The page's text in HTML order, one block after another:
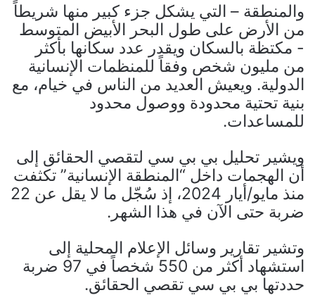
والمنطقة – التي يشكل جزء كبير منها شريطاً
من الأرض على طول البحر الأبيض المتوسط ​​
- مكتظة بالسكان ويقدر عدد سكانها بأكثر
من مليون شخص وفقاً للمنظمات الإنسانية
الدولية. ويعيش العديد من الناس في خيام، مع
بنية تحتية محدودة ووصول محدود
للمساعدات.
ويشير تحليل بي بي سي لتقصي الحقائق إلى
أن الهجمات داخل “المنطقة الإنسانية” تكثفت
منذ مايو/أيار 2024، إذ سُجّل ما لا يقل عن 22
ضربة حتى الآن في هذا الشهر.
وتشير تقارير وسائل الإعلام المحلية إلى
استشهاد أكثر من 550 شخصاً في 97 ضربة
حددتها بي بي سي تقصي الحقائق.